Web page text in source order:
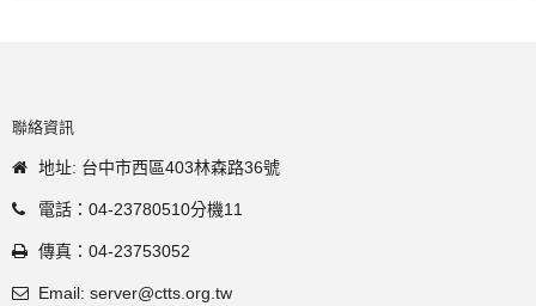
聯絡資訊
地址: 台中市西區403林森路36號
電話：04-23780510分機11
傳真：04-23753052
Email: server@ctts.org.tw